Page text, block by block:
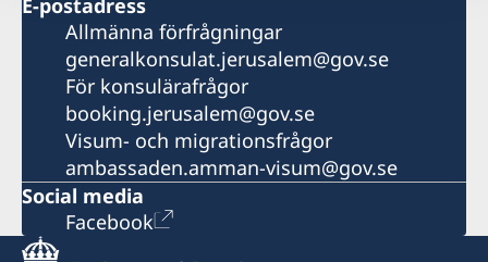
Allmänna förfrågningar
generalkonsulat.jerusalem@gov.se
För konsulärafrågor
booking.jerusalem@gov.se
Visum- och migrationsfrågor
ambassaden.amman-visum@gov.se
Social media
Facebook